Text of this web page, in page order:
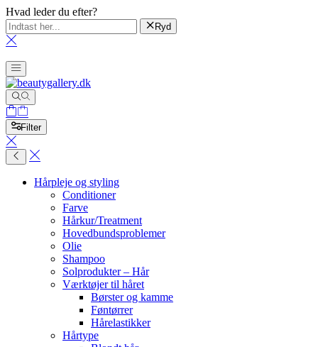
Hvad leder du efter?
Ryd
Filter
Hårpleje og styling
Conditioner
Farve
Hårkur/Treatment
Hovedbundsproblemer
Olie
Shampoo
Solprodukter – Hår
Værktøjer til håret
Børster og kamme
Føntørrer
Hårelastikker
Hårtype